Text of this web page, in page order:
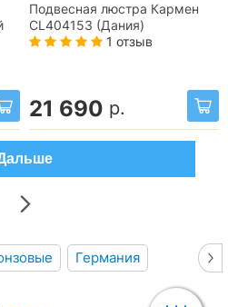
Подвесная люстра Кармен
CL404153 (Дания)
1 отзыв
21 690 р.
Германия